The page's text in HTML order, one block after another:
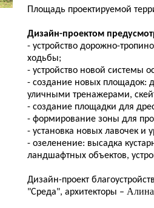
Площадь проектируемой
Дизайн-проектом
- устройство дорожно-
ходьбы;
- устройство новой системы
- создание новых площадок:
уличными тренажерами,
- создание площадки для
- формирование зоны для
- установка новых лавочек и
- озеленение: высадка
ландшафтных объектов,
Дизайн-проект
"Среда", архитекторы –